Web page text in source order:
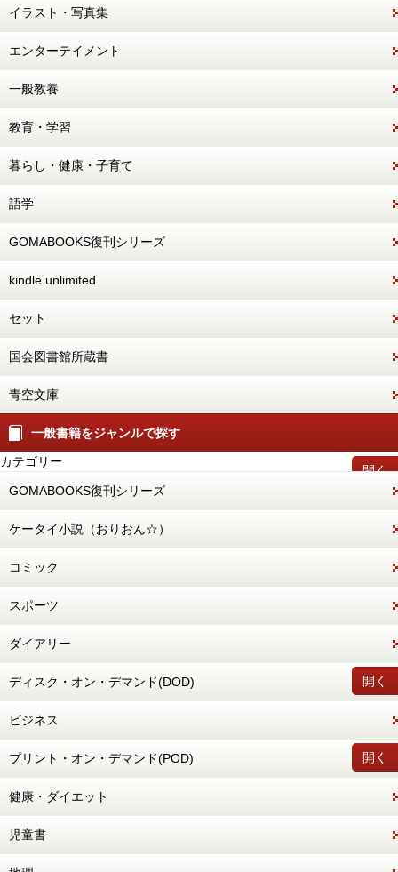
イラスト・写真集
エンターテイメント
一般教養
教育・学習
暮らし・健康・子育て
語学
GOMABOOKS復刊シリーズ
kindle unlimited
セット
国会図書館所蔵書
青空文庫
一般書籍をジャンルで探す
開く
カテゴリー
GOMABOOKS復刊シリーズ
ケータイ小説（おりおん☆）
コミック
スポーツ
ダイアリー
開く
ディスク・オン・デマンド(DOD)
ビジネス
開く
プリント・オン・デマンド(POD)
健康・ダイエット
児童書